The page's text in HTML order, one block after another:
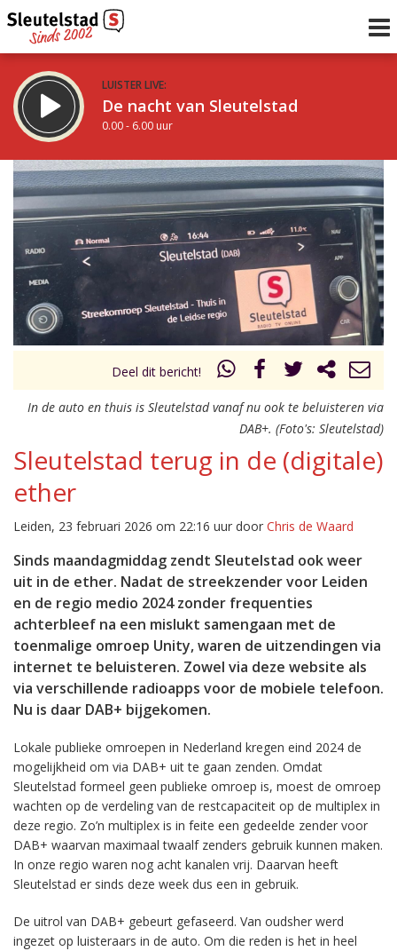
LUISTER LIVE:
De nacht van Sleutelstad
0.00 - 6.00 uur
STRAKS:
De ochtend van Sleutelstad
6.00 - 12.00 uur
Vorig uur
uur 1 van 0 Volgend uur
Deel dit bericht!
In de auto en thuis is Sleutelstad vanaf nu ook te beluisteren via
DAB+. (Foto's: Sleutelstad)
Sleutelstad terug in de (digitale)
ether
Leiden, 23 februari 2026 om 22:16 uur door Chris de Waard
Sinds maandagmiddag zendt Sleutelstad ook weer
uit in de ether. Nadat de streekzender voor Leiden
en de regio medio 2024 zonder frequenties
achterbleef na een mislukt samengaan met de
toenmalige omroep Unity, waren de uitzendingen via
internet te beluisteren. Zowel via deze website als
via verschillende radioapps voor de mobiele telefoon.
Nu is daar DAB+ bijgekomen.
Lokale publieke omroepen in Nederland kregen eind 2024 de
mogelijkheid om via DAB+ uit te gaan zenden. Omdat
Sleutelstad formeel geen publieke omroep is, moest de omroep
wachten op de verdeling van de restcapaciteit op de multiplex in
deze regio. Zo’n multiplex is in feite een gedeelde zender voor
DAB+ waarvan maximaal twaalf zenders gebruik kunnen maken.
In onze regio waren nog acht kanalen vrij. Daarvan heeft
Sleutelstad er sinds deze week dus een in gebruik.
De uitrol van DAB+ gebeurt gefaseerd. Van oudsher werd
ingezet op luisteraars in de auto. Om die reden is het in heel